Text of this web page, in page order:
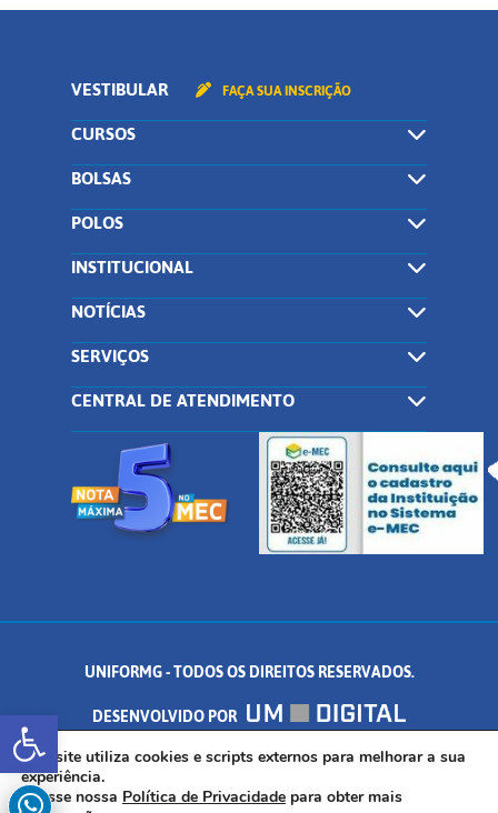
Abrir a barra de ferramentas
VESTIBULAR FAÇA SUA INSCRIÇÃO
CURSOS
BOLSAS
POLOS
INSTITUCIONAL
NOTÍCIAS
SERVIÇOS
CENTRAL DE ATENDIMENTO
UNIFORMG - TODOS OS DIREITOS RESERVADOS.
DESENVOLVIDO POR
AV. DR. ARNALDO DE SENNA, 328 - PALMEIRAS, FORMIGA/MG - CEP:
35.574.530
Este site utiliza cookies e scripts externos para melhorar a sua
experiência.
Acesse nossa Política de Privacidade para obter mais